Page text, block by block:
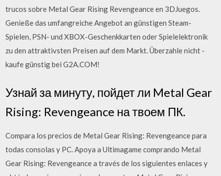
trucos sobre Metal Gear Rising Revengeance en 3DJuegos.
Genieße das umfangreiche Angebot an günstigen Steam-
Spielen, PSN- und XBOX-Geschenkkarten oder Spielelektronik
zu den attraktivsten Preisen auf dem Markt. Überzahle nicht -
kaufe günstig bei G2A.COM!
Узнай за минуту, пойдет ли Metal Gear
Rising: Revengeance на твоем ПК.
Compara los precios de Metal Gear Rising: Revengeance para
todas consolas y PC. Apoya a Ultimagame comprando Metal
Gear Rising: Revengeance a través de los siguientes enlaces y